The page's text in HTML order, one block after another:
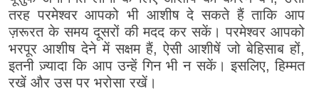
तरह परमेश्वर आपको भी आशीष दे सकते हैं ताकि आप
ज़रूरत के समय दूसरों की मदद कर सकें। परमेश्वर आपको
भरपूर आशीष देने में सक्षम हैं, ऐसी आशीषें जो बेहिसाब हों,
इतनी ज़्यादा कि आप उन्हें गिन भी न सकें। इसलिए, हिम्मत
रखें और उस पर भरोसा रखें।